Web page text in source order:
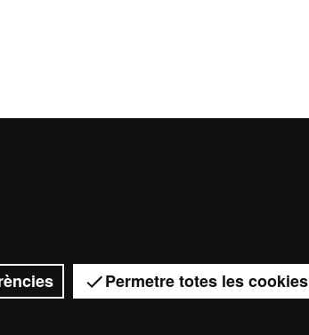
Permetre totes les cookies
Barcelona